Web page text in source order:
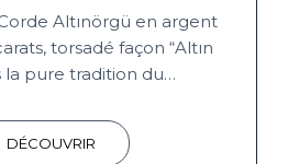
Altınörgü en argent
torsadé façon “Altın
la pure tradition du…
DÉCOUVRIR